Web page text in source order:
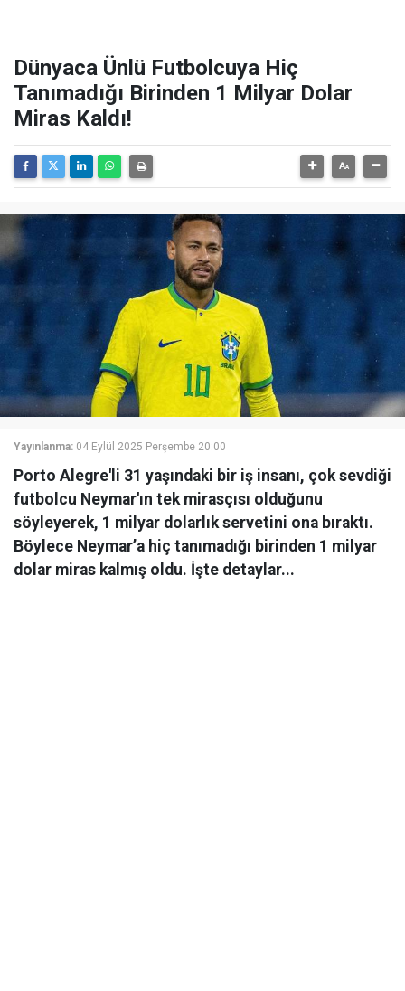
Dünyaca Ünlü Futbolcuya Hiç
Tanımadığı Birinden 1 Milyar Dolar
Miras Kaldı!
Yayınlanma: 04 Eylül 2025 Perşembe 20:00
Porto Alegre'li 31 yaşındaki bir iş insanı, çok sevdiği
futbolcu Neymar'ın tek mirasçısı olduğunu
söyleyerek, 1 milyar dolarlık servetini ona bıraktı.
Böylece Neymar’a hiç tanımadığı birinden 1 milyar
dolar miras kalmış oldu. İşte detaylar...